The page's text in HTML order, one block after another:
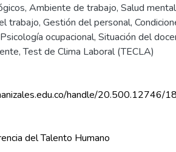
, Ambiente de trabajo, Salud mental
trabajo, Gestión del personal,
Psicología ocupacional, Situación del
,Test de Clima Laboral (TECLA)
handle/20.500.12746/
del Talento Humano